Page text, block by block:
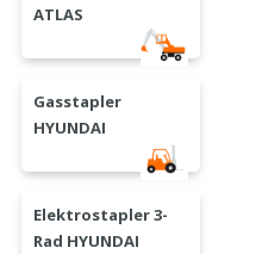
ATLAS
Gasstapler
HYUNDAI
Elektrostapler 3-
Rad HYUNDAI